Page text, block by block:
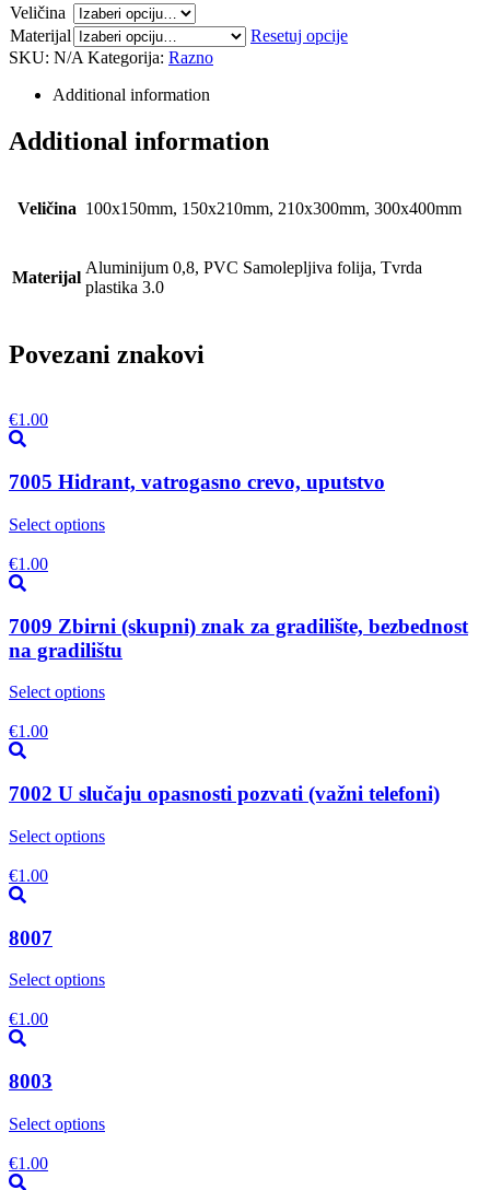
Veličina
Materijal
Resetuj opcije
SKU: N/A Kategorija: Razno
Additional information
Additional information
Veličina 100x150mm, 150x210mm, 210x300mm, 300x400mm
Materijal
Aluminijum 0,8, PVC Samolepljiva folija, Tvrda
plastika 3.0
Povezani znakovi
€1.00
7005 Hidrant, vatrogasno crevo, uputstvo
Select options
€1.00
7009 Zbirni (skupni) znak za gradilište, bezbednost
na gradilištu
Select options
€1.00
7002 U slučaju opasnosti pozvati (važni telefoni)
Select options
€1.00
8007
Select options
€1.00
8003
Select options
€1.00